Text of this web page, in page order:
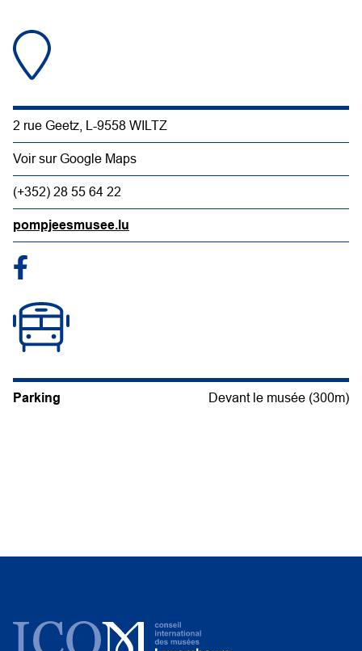
2 rue Geetz, L-9558 WILTZ
Voir sur Google Maps
(+352) 28 55 64 22
pompjeesmusee.lu
Parking Devant le musée (300m)